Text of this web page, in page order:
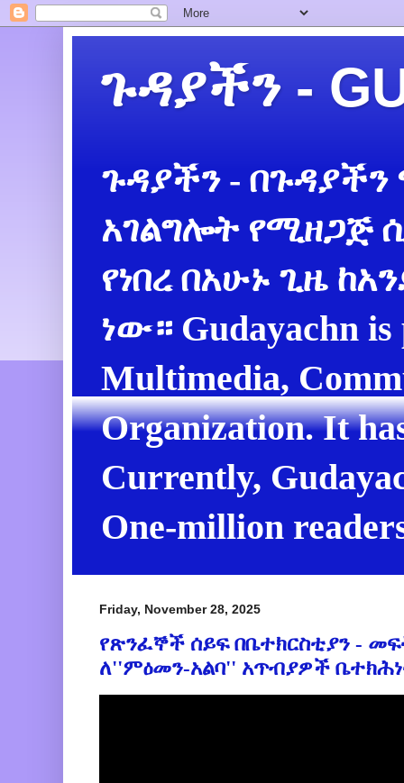
ጉዳያችን -
ጉዳያችን -
አገልግሎት የሚዘጋጅ
የነበረ በአሁኑ ጊዜ
ነው። Gudayachn is
Multimedia,
Organization. It
Currently,
One-million
Friday, November 28, 2025
የጽንፈኞች ሰይፍ በቤተክርስቲያን -
ለ''ምዕመን-አልባ'' አጥብያዎች